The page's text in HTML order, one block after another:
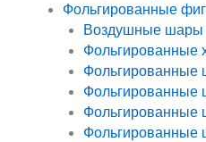
Фольгированные
Воздушные шары
Фольгированные
Фольгированные
Фольгированные
Фольгированные